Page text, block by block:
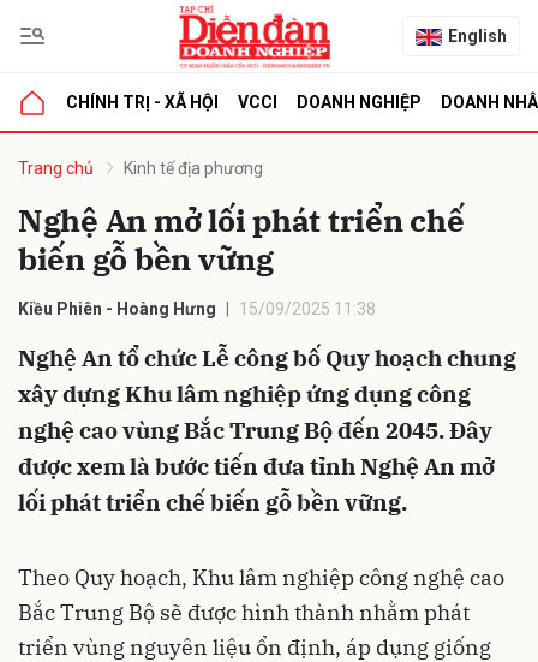
English
CHÍNH TRỊ - XÃ HỘI VCCI DOANH NGHIỆP DOANH
Trang chủ Kinh tế địa phương
Nghệ An mở lối phát triển chế
biến gỗ bền vững
Kiều Phiên - Hoàng Hưng 15/09/2025 11:38
Nghệ An tổ chức Lễ công bố Quy hoạch chung
xây dựng Khu lâm nghiệp ứng dụng công
nghệ cao vùng Bắc Trung Bộ đến 2045. Đây
được xem là bước tiến đưa tỉnh Nghệ An mở
lối phát triển chế biến gỗ bền vững.
Theo Quy hoạch, Khu lâm nghiệp công nghệ cao
Bắc Trung Bộ sẽ được hình thành nhằm phát
triển vùng nguyên liệu ổn định, áp dụng giống
luận
Hủy